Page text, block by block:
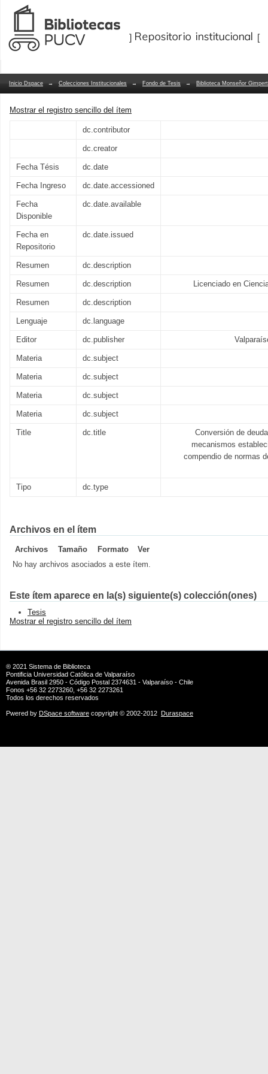
Conversión de deuda externa en
establecidos en los capítulos XVIII y
internacionales del Banco Central de
Repositorio Dspace/Manakin
Inicio Dspace → Colecciones Institucionales → Fondo de Tesis → Biblioteca Monseñor Gimpert
Mostrar el registro sencillo del ítem
dc.contributor
dc.creator
Fecha Tésis dc.date
Fecha Ingreso dc.date.accessioned
Fecha
Disponible
dc.date.available
Fecha en
Repositorio
dc.date.issued
Resumen dc.description
Resumen dc.description Licenciado en
Resumen dc.description
Lenguaje dc.language
Editor dc.publisher
Materia dc.subject
Materia dc.subject
Materia dc.subject
Materia dc.subject
Title dc.title
Conversión de
mecanismos
compendio de normas
Tipo dc.type
Archivos en el ítem
Archivos Tamaño Formato
Ver
No hay archivos asociados a este ítem.
Este ítem aparece en la(s) siguiente(s) colección(ones)
Tesis
Mostrar el registro sencillo del ítem
® 2021 Sistema de Biblioteca
Pontificia Universidad Católica de Valparaíso
Avenida Brasil 2950 - Código Postal 2374631 - Valparaíso - Chile
Fonos +56 32 2273260, +56 32 2273261
Todos los derechos reservados
Pwered by DSpace software copyright © 2002-2012 Duraspace